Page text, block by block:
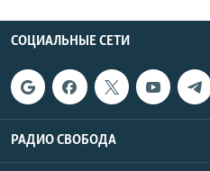
СОЦИАЛЬНЫЕ СЕТИ
РАДИО СВОБОДА